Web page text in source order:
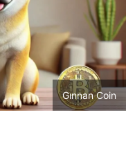
Gınnan Coin